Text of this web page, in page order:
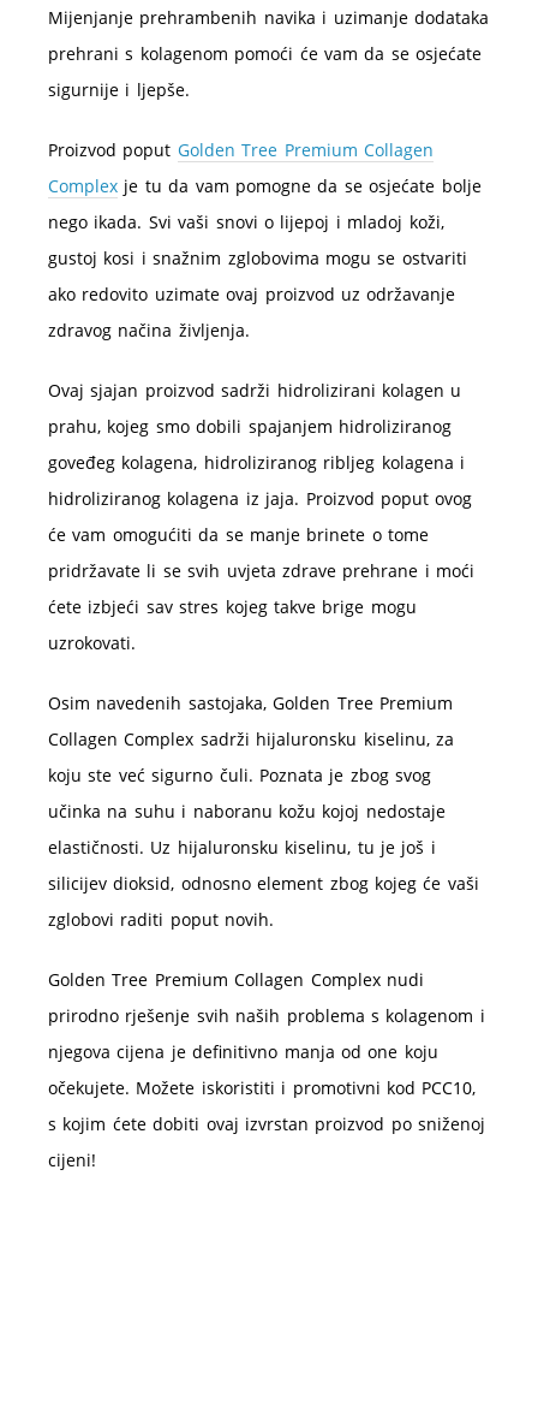
Mijenjanje prehrambenih navika i uzimanje dodataka
prehrani s kolagenom pomoći će vam da se osjećate
sigurnije i ljepše.
Proizvod poput Golden Tree Premium Collagen
Complex je tu da vam pomogne da se osjećate bolje
nego ikada. Svi vaši snovi o lijepoj i mladoj koži,
gustoj kosi i snažnim zglobovima mogu se ostvariti
ako redovito uzimate ovaj proizvod uz održavanje
zdravog načina življenja.
Ovaj sjajan proizvod sadrži hidrolizirani kolagen u
prahu, kojeg smo dobili spajanjem hidroliziranog
goveđeg kolagena, hidroliziranog ribljeg kolagena i
hidroliziranog kolagena iz jaja. Proizvod poput ovog
će vam omogućiti da se manje brinete o tome
pridržavate li se svih uvjeta zdrave prehrane i moći
ćete izbjeći sav stres kojeg takve brige mogu
uzrokovati.
Osim navedenih sastojaka, Golden Tree Premium
Collagen Complex sadrži hijaluronsku kiselinu, za
koju ste već sigurno čuli. Poznata je zbog svog
učinka na suhu i naboranu kožu kojoj nedostaje
elastičnosti. Uz hijaluronsku kiselinu, tu je još i
silicijev dioksid, odnosno element zbog kojeg će vaši
zglobovi raditi poput novih.
Golden Tree Premium Collagen Complex nudi
prirodno rješenje svih naših problema s kolagenom i
njegova cijena je definitivno manja od one koju
očekujete. Možete iskoristiti i promotivni kod PCC10,
s kojim ćete dobiti ovaj izvrstan proizvod po sniženoj
cijeni!